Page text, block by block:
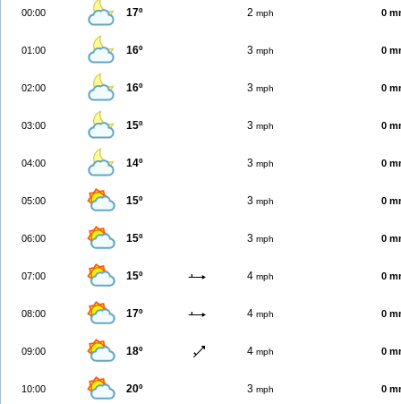
00:00 17º 2 mph 0
01:00 16º 3 mph 0
02:00 16º 3 mph 0
03:00 15º 3 mph 0
04:00 14º 3 mph 0
05:00 15º 3 mph 0
06:00 15º 3 mph 0
07:00 15º 4 mph 0
08:00 17º 4 mph 0
09:00 18º 4 mph 0
10:00 20º 3 mph 0